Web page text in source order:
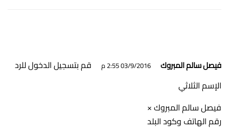
فيصل سالم المبروك 03/9/2016 2:55 م
قم بتسجيل الدخول للرد
الإسم الثلاثي
فيصل سالم المبروك ×
رقم الهاتف وكود البلد